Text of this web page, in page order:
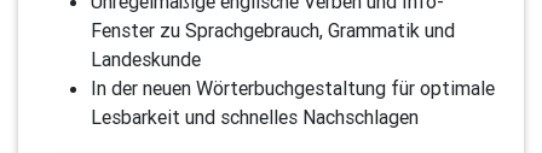
Fenster zu Sprachgebrauch, Grammatik und
Landeskunde
In der neuen Wörterbuchgestaltung für optimale
Lesbarkeit und schnelles Nachschlagen